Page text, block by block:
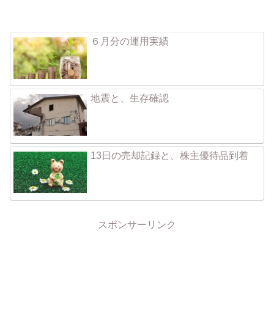
６月分の運用実績
地震と、生存確認
13日の売却記録と、株主優待品到着
スポンサーリンク